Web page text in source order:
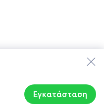
Εγκατάσταση
Sitemap
Χάρτης
Συζητήσεις Προφίλ